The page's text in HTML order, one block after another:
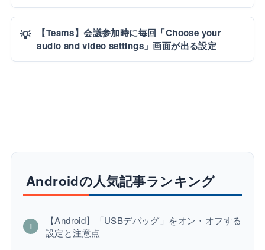
💡
【Teams】会議参加時に毎回「Choose your
audio and video settings」画面が出る設定
Androidの人気記事ランキング
【Android】「USBデバッグ」をオン・オフする
設定と注意点